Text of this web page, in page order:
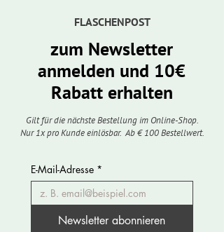
FLASCHENPOST
zum Newsletter
anmelden und 10€
Rabatt erhalten
Gilt für die nächste Bestellung im Online-Shop.
Nur 1x pro Kunde einlösbar. Ab € 100 Bestellwert.
E-Mail-Adresse *
Newsletter abonnieren